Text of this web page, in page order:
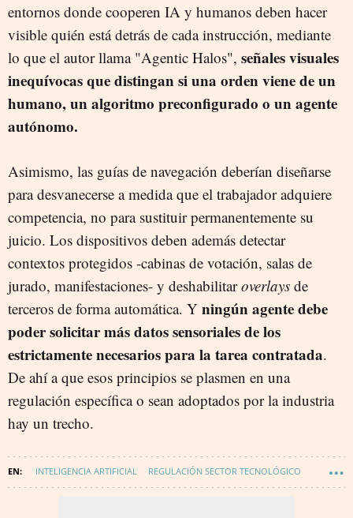
entornos donde cooperen IA y humanos deben hacer
visible quién está detrás de cada instrucción, mediante
lo que el autor llama "Agentic Halos", señales visuales
inequívocas que distingan si una orden viene de un
humano, un algoritmo preconfigurado o un agente
autónomo.
Asimismo, las guías de navegación deberían diseñarse
para desvanecerse a medida que el trabajador adquiere
competencia, no para sustituir permanentemente su
juicio. Los dispositivos deben además detectar
contextos protegidos -cabinas de votación, salas de
jurado, manifestaciones- y deshabilitaroverlays de
terceros de forma automática. Y ningún agente debe
poder solicitar más datos sensoriales de los
estrictamente necesarios para la tarea contratada.
De ahí a que esos principios se plasmen en una
regulación específica o sean adoptados por la industria
hay un trecho.
INTELIGENCIA ARTIFICIAL REGULACIÓN SECTOR TECNOLÓGICO